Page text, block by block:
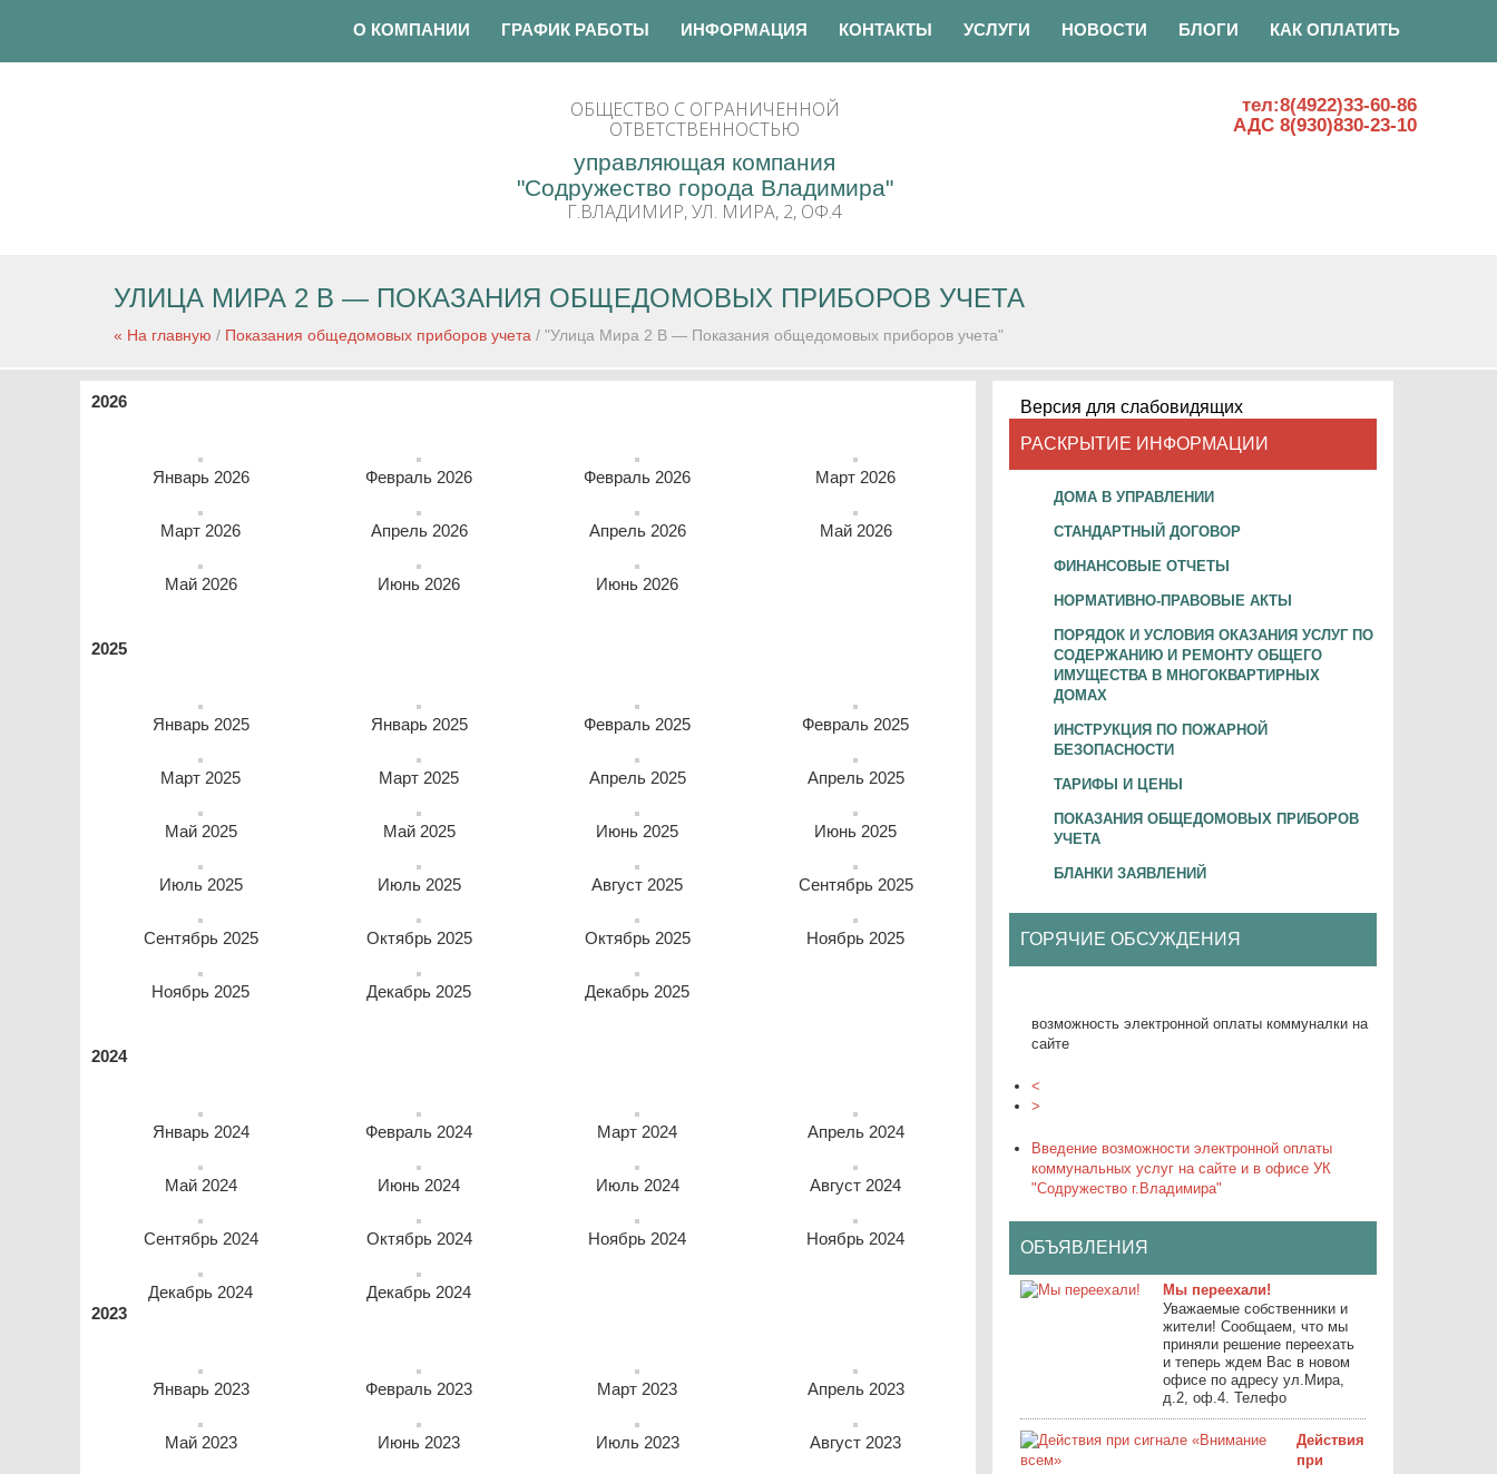
О КОМПАНИИ ГРАФИК РАБОТЫ ИНФОРМАЦИЯ КОНТАКТЫ УСЛУГИ НОВОСТИ БЛОГИ КАК ОПЛАТИТЬ
ОБЩЕСТВО С ОГРАНИЧЕННОЙ
ОТВЕТСТВЕННОСТЬЮ
управляющая компания
"Содружество города Владимира"
Г.ВЛАДИМИР, УЛ. МИРА, 2, ОФ.4
тел:8(4922)33-60-86
АДС 8(930)830-23-10
УЛИЦА МИРА 2 В — ПОКАЗАНИЯ ОБЩЕДОМОВЫХ ПРИБОРОВ УЧЕТА
« На главную / Показания общедомовых приборов учета / "Улица Мира 2 В — Показания общедомовых приборов учета"
2026
Январь 2026 Февраль 2026 Февраль 2026 Март 2026
Март 2026 Апрель 2026 Апрель 2026 Май 2026
Май 2026 Июнь 2026 Июнь 2026
2025
Январь 2025 Январь 2025 Февраль 2025 Февраль 2025
Март 2025 Март 2025 Апрель 2025 Апрель 2025
Май 2025 Май 2025 Июнь 2025 Июнь 2025
Июль 2025 Июль 2025 Август 2025 Сентябрь 2025
Сентябрь 2025 Октябрь 2025 Октябрь 2025 Ноябрь 2025
Ноябрь 2025 Декабрь 2025 Декабрь 2025
2024
Январь 2024 Февраль 2024 Март 2024 Апрель 2024
Май 2024 Июнь 2024 Июль 2024 Август 2024
Сентябрь 2024 Октябрь 2024 Ноябрь 2024 Ноябрь 2024
Декабрь 2024
Декабрь 2024
2023
Январь 2023 Февраль 2023 Март 2023 Апрель 2023
Май 2023 Июнь 2023 Июль 2023 Август 2023
Версия для слабовидящих
РАСКРЫТИЕ ИНФОРМАЦИИ
ДОМА В УПРАВЛЕНИИ
СТАНДАРТНЫЙ ДОГОВОР
ФИНАНСОВЫЕ ОТЧЕТЫ
НОРМАТИВНО-ПРАВОВЫЕ АКТЫ
ПОРЯДОК И УСЛОВИЯ ОКАЗАНИЯ УСЛУГ ПО
СОДЕРЖАНИЮ И РЕМОНТУ ОБЩЕГО
ИМУЩЕСТВА В МНОГОКВАРТИРНЫХ
ДОМАХ
ИНСТРУКЦИЯ ПО ПОЖАРНОЙ
БЕЗОПАСНОСТИ
ТАРИФЫ И ЦЕНЫ
ПОКАЗАНИЯ ОБЩЕДОМОВЫХ ПРИБОРОВ
УЧЕТА
БЛАНКИ ЗАЯВЛЕНИЙ
ГОРЯЧИЕ ОБСУЖДЕНИЯ
возможность электронной оплаты коммуналки на
сайте
<
>
Введение возможности электронной оплаты
коммунальных услуг на сайте и в офисе УК
"Содружество г.Владимира"
ОБЪЯВЛЕНИЯ
Мы переехали!
Уважаемые собственники и
жители! Сообщаем, что мы
приняли решение переехать
и теперь ждем Вас в новом
офисе по адресу ул.Мира,
д.2, оф.4. Телефо
Действия
при